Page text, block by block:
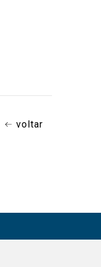
voltar